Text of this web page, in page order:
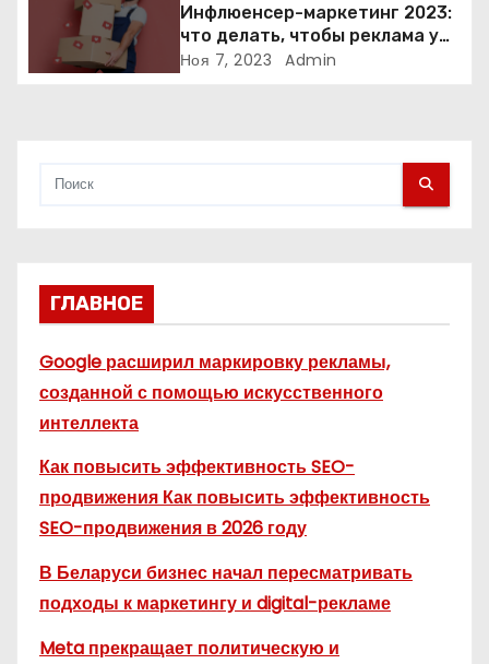
с
Инфлюенсер-маркетинг 2023:
что делать, чтобы реклама у
блогеров работала?
Ноя 7, 2023 Admin
ГЛАВНОЕ
Google расширил маркировку рекламы,
созданной с помощью искусственного
интеллекта
Как повысить эффективность SEO-
продвижения Как повысить эффективность
SEO-продвижения в 2026 году
В Беларуси бизнес начал пересматривать
подходы к маркетингу и digital-рекламе
Meta прекращает политическую и